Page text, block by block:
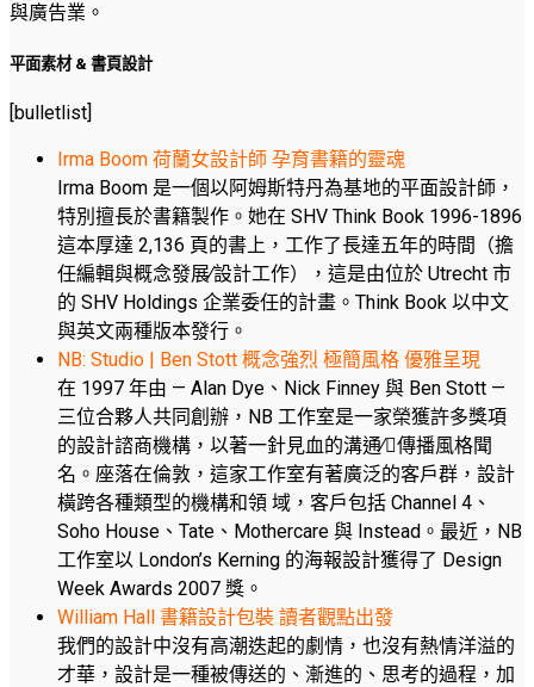
與廣告業。
平面素材 & 書頁設計
[bulletlist]
Irma Boom 荷蘭女設計師 孕育書籍的靈魂
Irma Boom 是一個以阿姆斯特丹為基地的平面設計師，
特別擅長於書籍製作。她在 SHV Think Book 1996-1896
這本厚達 2,136 頁的書上，工作了長達五年的時間（擔
任編輯與概念發展∕設計工作），這是由位於 Utrecht 市
的 SHV Holdings 企業委任的計畫。Think Book 以中文
與英文兩種版本發行。
NB: Studio | Ben Stott 概念強烈 極簡風格 優雅呈現
在 1997 年由 — Alan Dye、Nick Finney 與 Ben Stott —
三位合夥人共同創辦，NB 工作室是一家榮獲許多獎項
的設計諮商機構，以著一針見血的溝通∕傳播風格聞
名。座落在倫敦，這家工作室有著廣泛的客戶群，設計
橫跨各種類型的機構和領 域，客戶包括 Channel 4、
Soho House、Tate、Mothercare 與 Instead。最近，NB
工作室以 London’s Kerning 的海報設計獲得了 Design
Week Awards 2007 獎。
William Hall 書籍設計包裝 讀者觀點出發
我們的設計中沒有高潮迭起的劇情，也沒有熱情洋溢的
才華，設計是一種被傳送的、漸進的、思考的過程，加